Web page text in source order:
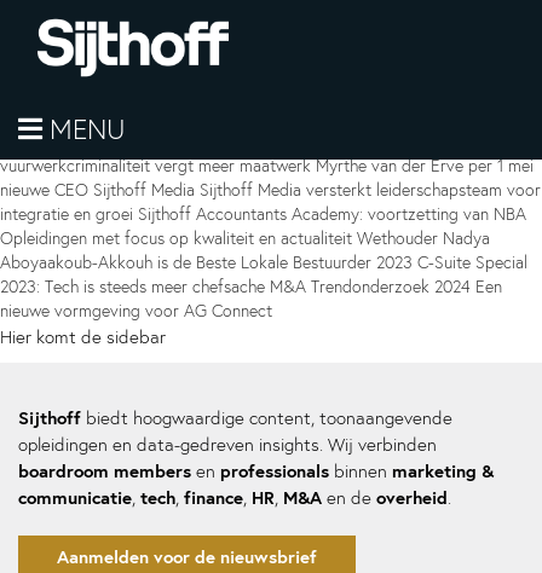
MENU
Sijthoff neemt Frankwatching over Mooie line-up MarketingLive!
benadrukt belang uitgebreide marketingkennis Aanpak
vuurwerkcriminaliteit vergt meer maatwerk Myrthe van der Erve per 1 mei
nieuwe CEO Sijthoff Media Sijthoff Media versterkt leiderschapsteam voor
integratie en groei Sijthoff Accountants Academy: voortzetting van NBA
Opleidingen met focus op kwaliteit en actualiteit Wethouder Nadya
Aboyaakoub-Akkouh is de Beste Lokale Bestuurder 2023 C-Suite Special
2023: Tech is steeds meer chefsache M&A Trendonderzoek 2024 Een
nieuwe vormgeving voor AG Connect
Hier komt de sidebar
Sijthoff biedt hoogwaardige content, toonaangevende
opleidingen en data-gedreven insights. Wij verbinden
boardroom members en professionals binnen marketing &
communicatie, tech, finance, HR, M&A en de overheid.
Aanmelden voor de nieuwsbrief